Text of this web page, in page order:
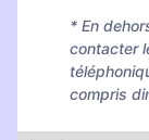
* En
contacter
compris